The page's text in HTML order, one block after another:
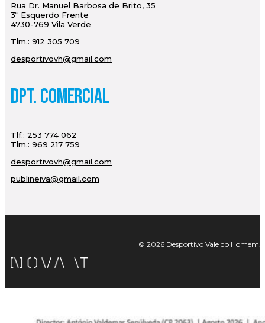
Rua Dr. Manuel Barbosa de Brito, 35
3º Esquerdo Frente
4730-769 Vila Verde
Tlm.: 912 305 709
desportivovh@gmail.com
Dpt. Comercial
Tlf.: 253 774 062
Tlm.: 969 217 759
desportivovh@gmail.com
publineiva@gmail.com
© 2026 Desportivo Vale do Homem.